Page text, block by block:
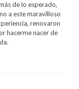
de lo esperado,
a este maravilloso
renovaron
hacerme nacer de